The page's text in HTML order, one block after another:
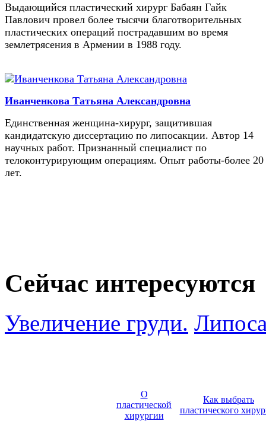
Выдающийся пластический хирург Бабаян Гайк
Павлович провел более тысячи благотворительных
пластических операций пострадавшим во время
землетрясения в Армении в 1988 году.
Иванченкова Татьяна Александровна
Единственная женщина-хирург, защитившая
кандидатскую диссертацию по липосакции. Автор 14
научных работ. Признанный специалист по
телоконтурирующим операциям. Опыт работы-более 20
лет.
Сейчас интересуются
Увеличение груди.
О
пластической
хирургии
Как выбрать
пластического